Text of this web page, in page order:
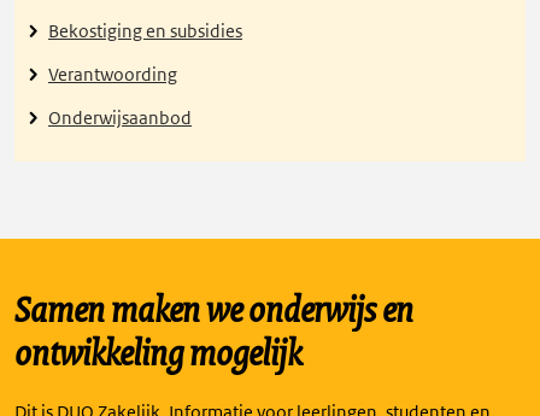
Bekostiging en subsidies
Verantwoording
Onderwijsaanbod
Samen maken we onderwijs en
ontwikkeling mogelijk